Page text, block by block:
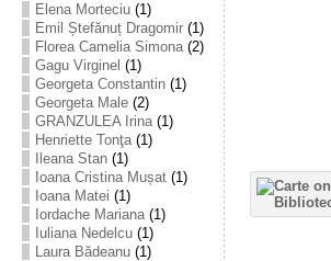
Elena Morteciu(1)
Emil Ștefănuț Dragomir(1)
Florea Camelia Simona(2)
Gagu Virginel (1)
Georgeta Constantin(1)
Georgeta Male(2)
GRANZULEA Irina(1)
Henriette Tonţa(1)
Ileana Stan(1)
Ioana Cristina Mușat(1)
Ioana Matei (1)
Iordache Mariana(1)
Iuliana Nedelcu(1)
Laura Bădeanu(1)